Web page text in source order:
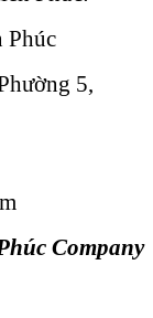
Phúc
5,
Company